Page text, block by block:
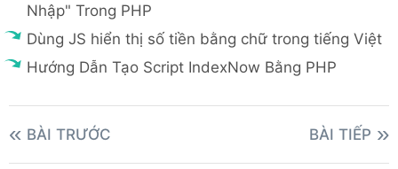
Nhập" Trong PHP
Dùng JS hiển thị số tiền bằng chữ trong tiếng Việt
Hướng Dẫn Tạo Script IndexNow Bằng PHP
BÀI TRƯỚC BÀI TIẾP